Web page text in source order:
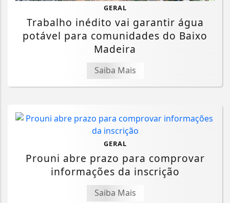
GERAL
Trabalho inédito vai garantir água
potável para comunidades do Baixo
Madeira
Saiba Mais
GERAL
Prouni abre prazo para comprovar
informações da inscrição
Saiba Mais